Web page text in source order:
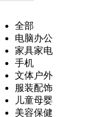
全部
电脑办公
家具家电
手机
文体户外
服装配饰
儿童母婴
美容保健